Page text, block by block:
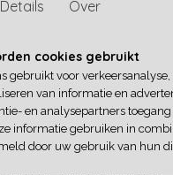
katoen
(inclusief btw 21%)
op voorraad
Details Over
cookies gebruikt
gebruikt voor
van informatie en
en analysepartners
informatie gebruiken in
door uw gebruik van hun